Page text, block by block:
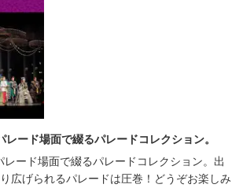
ード場面で綴るパレードコレクション。
ード場面で綴るパレードコレクション。出
広げられるパレードは圧巻！どうぞお楽しみ